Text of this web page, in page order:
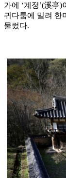
가에 ‘계정’(溪亭
귀다툼에 밀려 한
물렀다.